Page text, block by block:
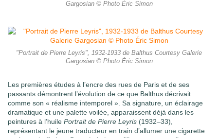
Gargosian © Photo Éric Simon
"Portrait de Pierre Leyris", 1932-1933 de Balthus Courtesy Galerie
Gargosian © Photo Éric Simon
Les premières études à l’encre des rues de Paris et de ses
passants démontrent l’évolution de ce que Balthus décrivait
comme son « réalisme intemporel ». Sa signature, un éclairage
dramatique et une palette voilée, apparaissent déjà dans les
peintures à l’huile Portrait de Pierre Leyris (1932–33),
représentant le jeune traducteur en train d’allumer une cigarette